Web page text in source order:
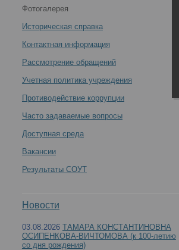
Фотогалерея
Историческая справка
Контактная информация
Рассмотрение обращений
Учетная политика учреждения
Противодействие коррупции
Часто задаваемые вопросы
Доступная среда
Вакансии
Результаты СОУТ
Новости
03.08.2026 ТАМАРА КОНСТАНТИНОВНА
ОСИПЕНКОВА-ВИЧТОМОВА (к 100-летию
со дня рождения)